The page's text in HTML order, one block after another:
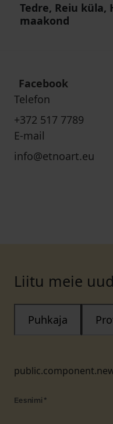
Tedre, Reiu küla,
maakond
Facebook
Telefon
+372 517 7789
E-mail
info@etnoart.eu
Liitu meie
Puhkaja
Eesnimi *